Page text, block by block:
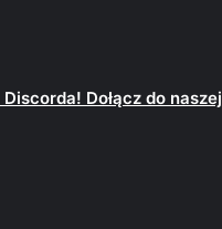
Dołącz do